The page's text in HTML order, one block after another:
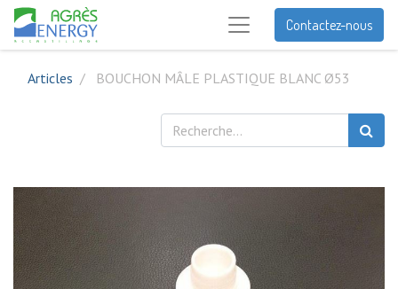
Contactez-nous
Articles BOUCHON MÂLE PLASTIQUE BLANC Ø53